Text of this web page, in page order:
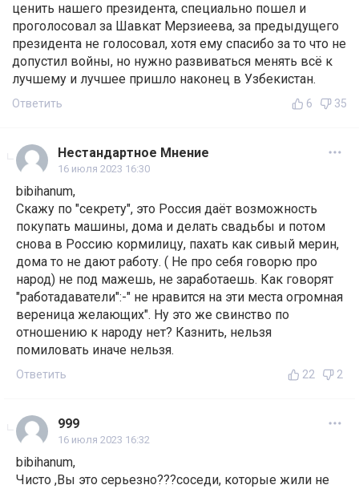
ценить нашего президента, специально пошел и
проголосовал за Шавкат Мерзиеева, за предыдущего
президента не голосовал, хотя ему спасибо за то что не
допустил войны, но нужно развиваться менять всё к
лучшему и лучшее пришло наконец в Узбекистан.
Ответить 6 35
Нестандартное Мнение
16 июля 2023 16:30
bibihanum,
Скажу по "секрету", это Россия даёт возможность
покупать машины, дома и делать свадьбы и потом
снова в Россию кормилицу, пахать как сивый мерин,
дома то не дают работу. ( Не про себя говорю про
народ) не под мажешь, не заработаешь. Как говорят
"работадаватели":-" не нравится на эти места огромная
вереница желающих". Ну это же свинство по
отношению к народу нет? Казнить, нельзя
помиловать иначе нельзя.
Ответить 22 2
999
16 июля 2023 16:32
bibihanum,
Чисто ,Вы это серьезно???соседи, которые жили не